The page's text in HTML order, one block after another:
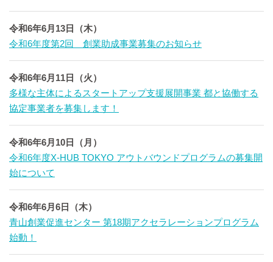
令和6年6月13日（木）
令和6年度第2回 創業助成事業募集のお知らせ
令和6年6月11日（火）
多様な主体によるスタートアップ支援展開事業 都と協働する
協定事業者を募集します！
令和6年6月10日（月）
令和6年度X-HUB TOKYO アウトバウンドプログラムの募集開
始について
令和6年6月6日（木）
青山創業促進センター 第18期アクセラレーションプログラム
始動！